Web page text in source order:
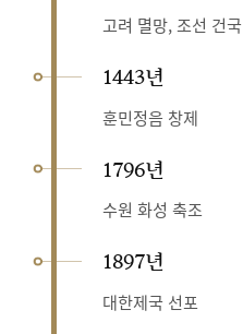
고려 멸망, 조선 건국
1443년
훈민정음 창제
1796년
수원 화성 축조
1897년
대한제국 선포